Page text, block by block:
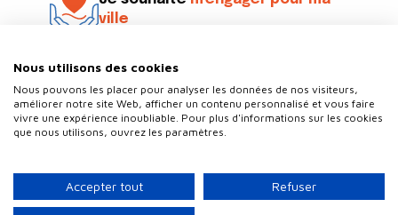
ville
Suivez-nous
Politique de confidentialité
Plan du site
Nous utilisons des cookies
Nous pouvons les placer pour analyser les données de nos visiteurs,
améliorer notre site Web, afficher un contenu personnalisé et vous faire
vivre une expérience inoubliable. Pour plus d'informations sur les cookies
que nous utilisons, ouvrez les paramètres.
Accepter tout Refuser